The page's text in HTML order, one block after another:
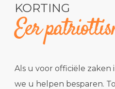
KORTING
Eer
Als u voor officiële zaken
we u helpen besparen.